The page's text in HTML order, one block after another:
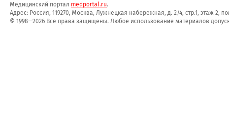
Медицинский портал medportal.ru.
Адрес: Россия, 119270, Москва, Лужнецкая набережная, д. 2/4, стр.1, этаж 2,
© 1998—2026 Все права защищены. Любое использование материалов